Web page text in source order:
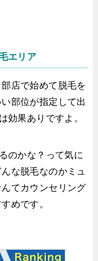
エリア
店で始めて脱毛を
部位が指定して出
効果ありですよ。
のかな？って気に
な脱毛なのかミュ
てカウンセリング
めです。